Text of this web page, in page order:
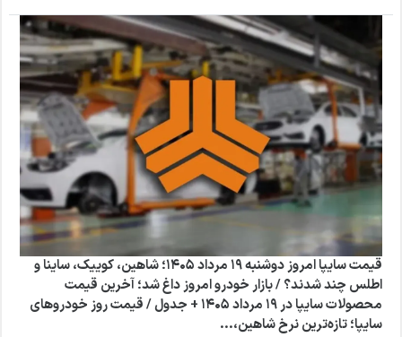
قیمت سایپا امروز دوشنبه ۱۹ مرداد ۱۴۰۵؛ شاهین، کوییک، ساینا و
اطلس چند شدند؟ / بازار خودرو امروز داغ شد؛ آخرین قیمت
محصولات سایپا در ۱۹ مرداد ۱۴۰۵ + جدول / قیمت روز خودروهای
سایپا؛ تازه‌ترین نرخ شاهین،...